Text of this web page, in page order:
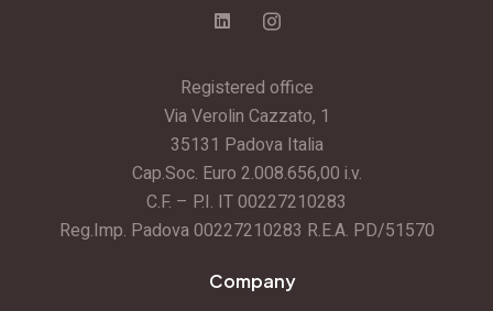
Registered office
Via Verolin Cazzato, 1
35131 Padova Italia
Cap.Soc. Euro 2.008.656,00 i.v.
C.F. – P.I. IT 00227210283
Reg.Imp. Padova 00227210283 R.E.A. PD/51570
Company